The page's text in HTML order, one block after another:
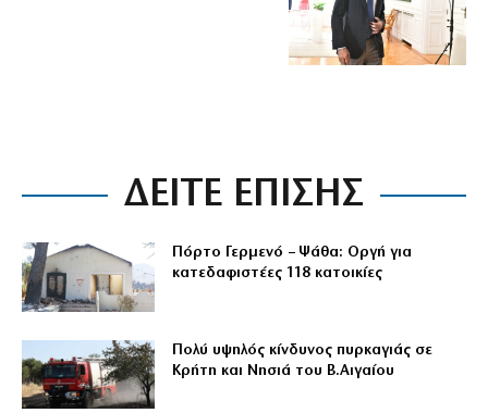
ΔΕΙΤΕ ΕΠΙΣΗΣ
Πόρτο Γερμενό – Ψάθα: Οργή για
κατεδαφιστέες 118 κατοικίες
Πολύ υψηλός κίνδυνος πυρκαγιάς σε
Κρήτη και Νησιά του Β.Αιγαίου